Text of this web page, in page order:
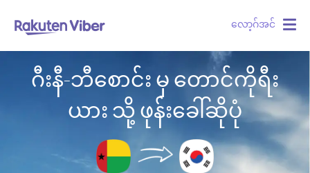
လော့ဂ်အင်
ဂီးနီ-ဘီစောင်း မှ တောင်ကိုရီး
ယား သို့ ဖုန်းခေါ်ဆိုပုံ